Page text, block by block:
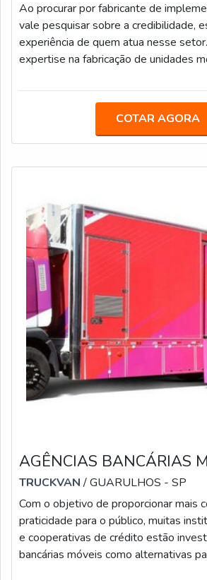
Ao procurar por fabricante de
vale pesquisar sobre a credibilidade,
experiência de quem atua nesse
expertise na fabricação de unidades
transportes pesados até mesmo
capacidade para oferecer produtos
tecnologia, segurança e acabamentos
COTAR AGORA
AGÊNCIAS BANCÁRIAS
TRUCKVAN/ GUARULHOS - SP
Com o objetivo de proporcionar mais
praticidade para o público, muitas
e cooperativas de crédito estão
bancárias móveis como alternativas